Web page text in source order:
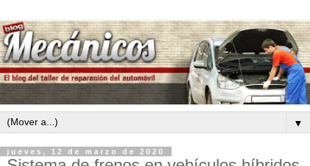
▼
jueves, 12 de marzo de 2020